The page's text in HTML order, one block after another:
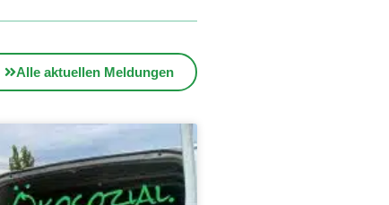
Alle aktuellen Meldungen